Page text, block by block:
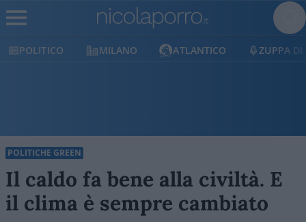
MILANO ATLANTICO ZUPPA DI PORRO
POLITICHE GREEN
Il caldo fa bene alla civiltà. E
il clima è sempre cambiato